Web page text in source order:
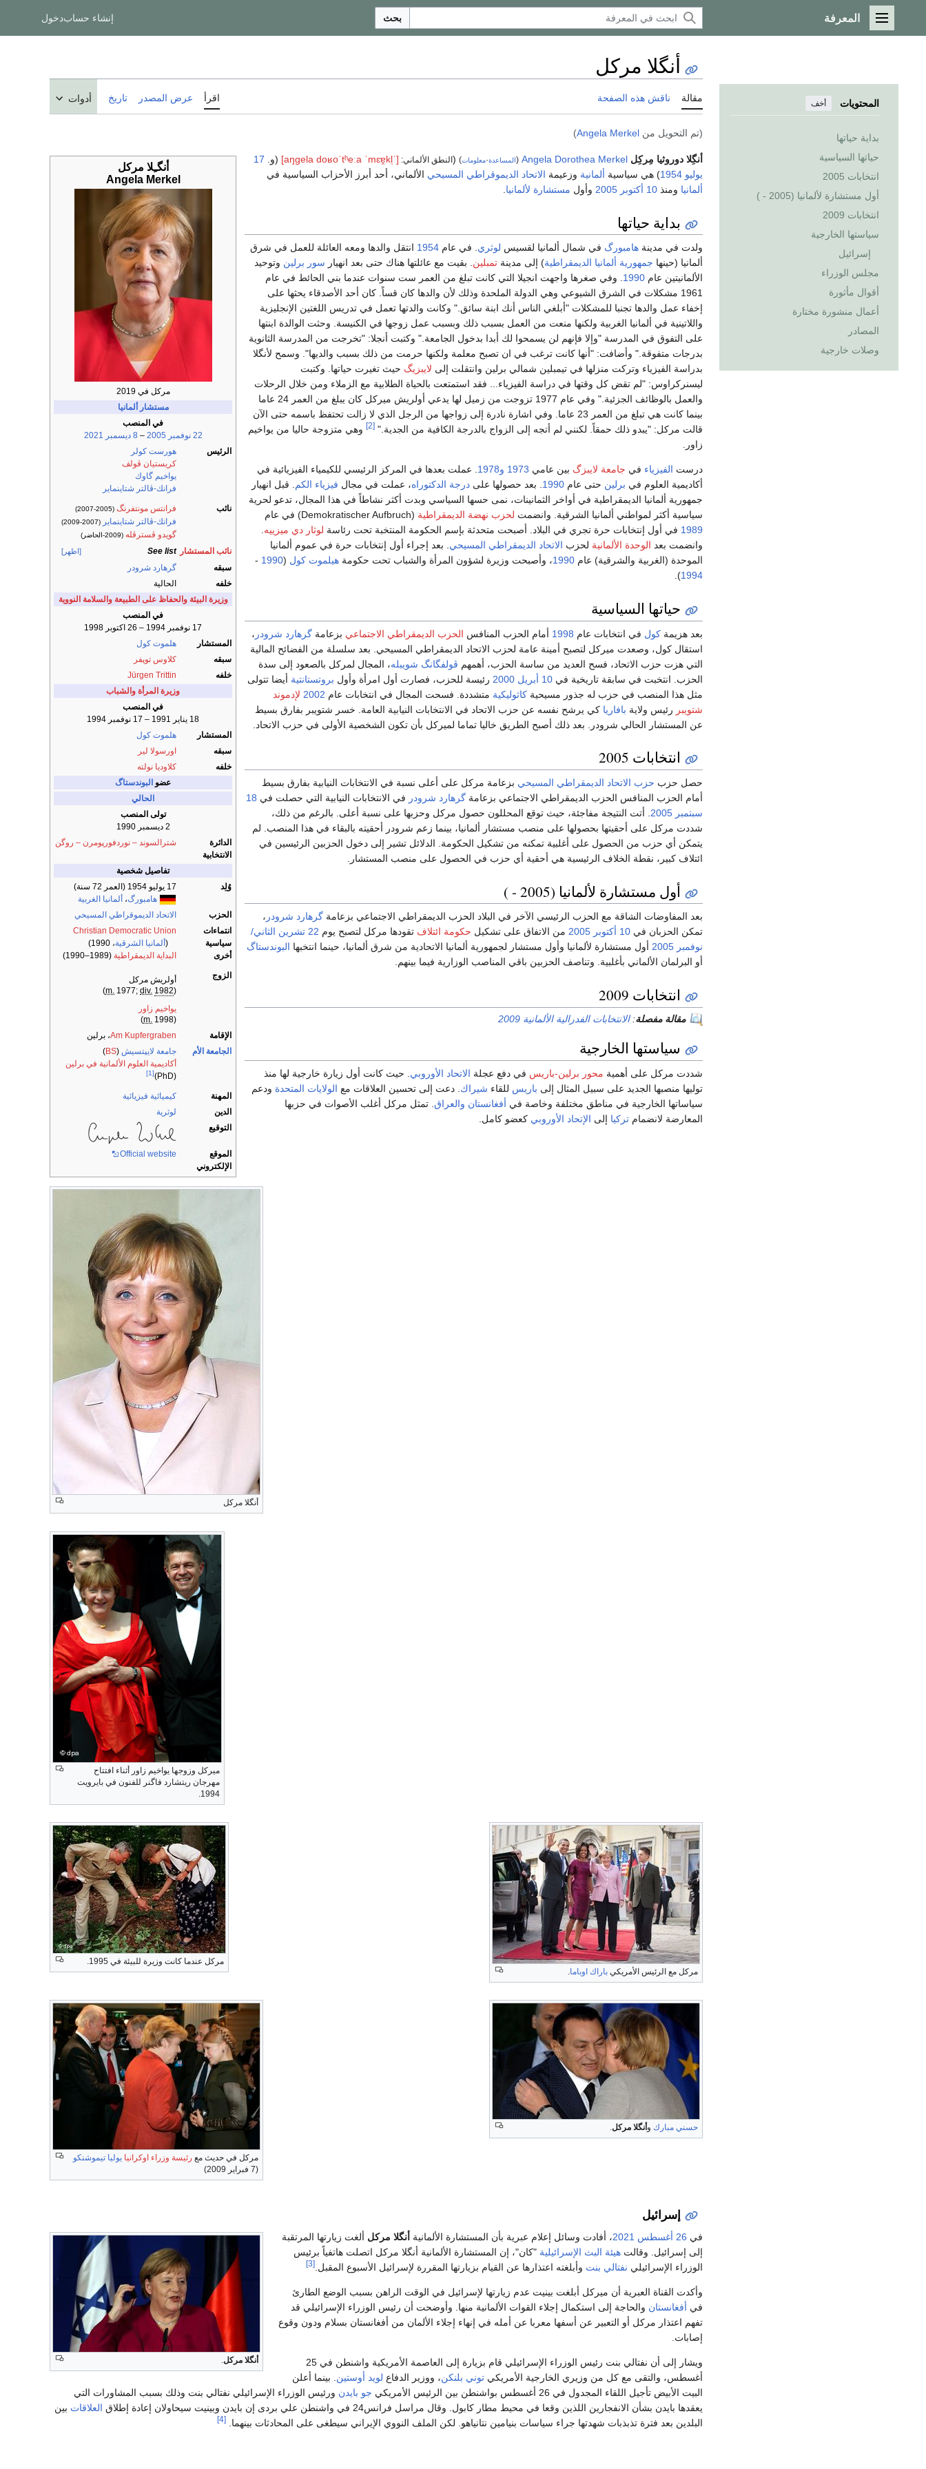
القائمة الرئيسية
المعرفة بحث إنشاء حسابدخول
المحتويات أخف
بداية حياتها
حياتها السياسية
انتخابات 2005
أول مستشارة لألمانيا (2005 - )
انتخابات 2009
سياستها الخارجية
إسرائيل
مجلس الوزراء
أقوال مأثورة
أعمال منشورة مختارة
المصادر
وصلات خارجية
أنگلا مركل
مقالة ناقش هذه الصفحة اقرأ عرض المصدر تاريخ أدوات
(تم التحويل من Angela Merkel
)
أنگـِلا مركل
Angela Merkel
مركل في 2019
مستشار ألمانيا
في المنصب
22 نوفمبر
2005
–8 ديسمبر
2021
الرئيس
هورست كولر
كريستيان ڤولف
يواخيم گاوك
فرانك-ڤالتر شتاينماير
نائب فرانتس مونتفرنگ (2005-2007)
فرانك-ڤالتر شتاينماير (2007-2009)
گويدو ڤسترڤله (2009-الحاضر)
نائب المستشار See list [اظهر]
سبقه
گرهارد شرودر
خلفه
الحالية
وزيرة البيئة والحفاظ على الطبيعة والسلامة النووية
في المنصب
17 نوفمبر 1994 – 26 اكتوبر 1998
المستشار
هلموت كول
سبقه
كلاوس توپفر
خلفه
Jürgen Trittin
وزيرة المرأة والشباب
في المنصب
18 يناير 1991 – 17 نوفمبر 1994
المستشار
هلموت كول
سبقه
اورسولا لير
خلفه
كلاوديا نولته
عضو البوندستاگ
الحالي
تولى المنصب
2 ديسمبر 1990
الدائرة
الانتخابية
شترالسوند – نوردفورپومرن – روگن
تفاصيل شخصية
وُلِد
17 يوليو 1954
(العمر 72 سنة)
هامبورگ، ألمانيا الغربية
الحزب
الاتحاد الديموقراطي المسيحي
انتماءات
سياسية
أخرى
Christian Democratic Union
( ألمانيا الشرقية، 1990)
البداية الديمقراطية (1989–1990)
الزوج
أولريش مركل
(
m. 1977; div. 1982
)
يواخيم زاور
(
m. 1998)
الإقامة
Am Kupfergraben، برلين
الجامعة الأم
جامعة لايپتسيش (
BS
)
أكاديمية العلوم الألمانية في برلين
(PhD)
[1]
المهنة
كيميائية فيزيائية
الدين
لوثرية
التوقيع
الموقع
الإلكتروني
Official website
أنگلا مركل
أنگِلا دوروثيا مِركِل Angela Dorothea Merkel
(المساعدة·معلومات)
(النطق الألماني: [ˈaŋɡela doʁoˈtʰeːa ˈmɛɐ̯kl̩] (و. 17
يوليو 1954) هي سياسية ألمانية وزعيمة الاتحاد الديموقراطي المسيحي الألماني، أحد أبرز الأحزاب السياسية في
ألمانيا ومنذ 10 أكتوبر 2005 وأول مستشارة لألمانيا
بداية حياتها
ميركل وزوجها يواخيم زاور أثناء افتتاح
مهرجان ريتشارد فاگنر للفنون في بايرويت
1994.
ولدت في مدينة هامبورگ في شمال ألمانيا لقسيس لوثري. في عام 1954 انتقل والدها ومعه العائلة للعمل في شرق
ألمانيا (حينها جمهورية ألمانيا الديمقراطية) إلى مدينة تمبلين. بقيت مع عائلتها هناك حتى بعد انهيار سور برلين وتوحيد
الألمانيتين عام 1990. وفي صغرها واجهت انجيلا التي كانت تبلغ من العمر ست سنوات عندما بني الحائط في عام
1961 مشكلات في الشرق الشيوعي وهي الدولة الملحدة وذلك لأن والدها كان قساً. كان أحد الأصدقاء يحثها على
إخفاء عمل والدها تجنبا للمشكلات "أبلغي الناس أنك ابنة سائق." وكانت والدتها تعمل في تدريس اللغتين الإنجليزية
واللاتينية في ألمانيا الغربية ولكنها منعت من العمل بسبب ذلك وبسبب عمل زوجها في الكنيسة. وحثت الوالدة ابنتها
على التفوق في المدرسة "وإلا فإنهم لن يسمحوا لك أبدا بدخول الجامعة." وكتبت أنجلا: "تخرجت من المدرسة الثانوية
بدرجات متفوقة." وأضافت: "أنها كانت ترغب في ان تصبح معلمة ولكنها حرمت من ذلك بسبب والديها". وسمح لأنگلا
بدراسة الفيزياء وتركت منزلها في تيمبلين شمالي برلين وانتقلت إلى لايبزيگ حيث تغيرت حياتها. وكتبت
ليسنركراوس: "لم تقض كل وقتها في دراسة الفيزياء... فقد استمتعت بالحياة الطلابية مع الزملاء ومن خلال الرحلات
والعمل بالوظائف الجزئية." وفي عام 1977 تزوجت من زميل لها يدعي أولريش ميركل كان يبلغ من العمر 24 عاما
بينما كانت هي تبلغ من العمر 23 عاما. وفي اشارة نادرة إلى زواجها من الرجل الذي لا زالت تحتفظ باسمه حتى الآن
قالت مركل: "يبدو ذلك حمقاً. لكنني لم أتجه إلى الزواج بالدرجة الكافية من الجدية." [2]
وهي متزوجة حاليا من يواخيم
زاور.
درست الفيزياء في جامعة لايبزگ بين عامي 1973 و1978
. عملت بعدها في المركز الرئيسي للكيمياء الفيزيائية في
أكاديمية العلوم في برلين حتى عام 1990. بعد حصولها على درجة الدكتوراه، عملت في مجال فيزياء الكم. قبل انهيار
جمهورية ألمانيا الديمقراطية في أواخر الثمانينات، نمى حسها السياسي وبدت أكثر نشاطاً في هذا المجال، تدعو لحرية
سياسية أكثر لمواطني ألمانيا الشرقية. وانضمت لحزب نهضة الديمقراطية (Demokratischer Aufbruch) في عام
1989 في أول إنتخابات حرة تجري في البلاد. أصبحت متحدثة بإسم الحكومة المنتخبة تحت رئاسة لوثار دي ميزييه.
وانضمت بعد الوحدة الألمانية لحزب الاتحاد الديمقراطي المسيحي. بعد إجراء أول إنتخابات حرة في عموم ألمانيا
الموحدة (الغربية والشرقية) عام 1990، وأصبحت وزيرة لشؤون المرأة والشباب تحت حكومة هيلموت كول (
1990
-
1994
).
حياتها السياسية
مركل عندما كانت وزيرة للبيئة في 1995.
بعد هزيمة كول في انتخابات عام 1998 أمام الحزب المنافس الحزب الديمقراطي الاجتماعي بزعامة گرهارد شرودر ،
استقال كول، وصعدت ميركل لتصبح أمينة عامة لحزب الاتحاد الديمقراطي المسيحي. بعد سلسلة من الفضائح المالية
التي هزت حزب الاتحاد، فسح العديد من ساسة الحزب، أهمهم ڤولفگانگ شويبله، المجال لمركل بالصعود إلى سدة
الحزب. انتخبت في سابقة تاريخية في 10 أبريل 2000 رئيسة للحزب، فصارت أول امرأة وأول بروتستانتية أيضا تتولى
مثل هذا المنصب في حزب له جذور مسيحية كاثوليكية متشددة. فسحت المجال في انتخابات عام 2002 لإدموند
شتويبر رئيس ولاية بافاريا كي يرشح نفسه عن حزب الاتحاد في الانتخابات النيابية العامة. خسر شتويبر بفارق بسيط
عن المستشار الحالي شرودر. بعد ذلك أصبح الطريق خاليا تماما لميركل بأن تكون الشخصية الأولى في حزب الاتحاد.
انتخابات 2005
حصل حزب حزب الاتحاد الديمقراطي المسيحي بزعامة مركل على أعلى نسبة في الانتخابات النيابية بفارق بسيط
أمام الحزب المنافس الحزب الديمقراطي الاجتماعي بزعامة گرهارد شرودر في الانتخابات النيابية التي حصلت في 18
سبتمبر 2005 . أتت النتيجة مفاجئة، حيث توقع المحللون حصول مركل وحزبها على نسبة أعلى. بالرغم من ذلك،
شددت مركل على أحقيتها بحصولها على منصب مستشار ألمانيا، بينما زعم شرودر أحقيته بالبقاء في هذا المنصب. لم
يتمكن أي حزب من الحصول على أغلبية تمكنه من تشكيل الحكومة. الدلائل تشير إلى دخول الحزبين الرئيسين في
ائتلاف كبير، نقطة الخلاف الرئيسية هي أحقية أي حزب في الحصول على منصب المستشار.
أول مستشارة لألمانيا (2005 - )
مركل مع الرئيس الأمريكي باراك اوباما
بعد المفاوضات الشاقة مع الحزب الرئيسي الآخر في البلاد الحزب الديمقراطي الاجتماعي بزعامة گرهارد شرودر ،
تمكن الحزبان في 10 أكتوبر 2005 من الاتفاق على تشكيل حكومة ائتلاف تقودها مركل لتصبح يوم
22 تشرين الثاني/
نوفمبر 2005 أول مستشارة لألمانيا وأول مستشار لجمهورية ألمانيا الاتحادية من شرق ألمانيا، حينما انتخبها البوندستاگ
أو البرلمان الألماني بأغلبية. وتناصف الحزبين باقي المناصب الوزارية فيما بينهم.
انتخابات 2009
مقالة مفصلة:الانتخابات الفدرالية الألمانية 2009
سياستها الخارجية
حسني مبارك و أنگلا مركل.
مركل في حديث مع رئيسة وزراء اوكرانيا يوليا تيموشنكو
(7 فبراير 2009)
شددت مركل على أهمية محور برلين-باريس في دفع عجلة الاتحاد الأوروبي . حيث كانت أول زيارة خارجية لها منذ
توليها منصبها الجديد على سبيل المثال إلى باريس للقاء شيراك . دعت إلى تحسين العلاقات مع الولايات المتحدة ودعم
سياساتها الخارجية في مناطق مختلفة وخاصة في أفغانستان والعراق . تمثل مركل أغلب الأصوات في حزبها
المعارضة لانضمام تركيا إلى الإتحاد الأوروبي كعضو كامل.
إسرائيل
أنگلا مركل.
في 26 أغسطس 2021، أفادت وسائل إعلام عبرية بأن المستشارة الألمانية أنگلا مركل ألغت زيارتها المرتقبة
إلى إسرائيل. وقالت هيئة البث الإسرائيلية "كان"، إن المستشارة الألمانية أنگلا مركل اتصلت هاتفياً برئيس
الوزراء الإسرائيلي نفتالي بنت وأبلغته اعتذارها عن القيام بزيارتها المقررة لإسرائيل الأسبوع المقبل. [3]
وأكدت القناة العبرية أن ميركل أبلغت بينيت عدم زيارتها لإسرائيل في الوقت الراهن بسبب الوضع الطارئ
في أفغانستان والحاجة إلى استكمال إجلاء القوات الألمانية منها. وأوضحت أن رئيس الوزراء الإسرائيلي قد
تفهم اعتذار مركل أو التعبير عن أسفها معربا عن أمله في إنهاء إجلاء الألمان من أفغانستان بسلام ودون وقوع
إصابات.
ويشار إلى أن نفتالي بنت رئيس الوزراء الإسرائيلي قام بزيارة إلى العاصمة الأمريكية واشنطن في 25
أغسطس، والتقى مع كل من وزيري الخارجية الأمريكي توني بلنكن، ووزير الدفاع لويد أوستين . بينما أعلن
البيت الأبيض تأجيل اللقاء المجدول في 26 أغسطس بواشنطن بين الرئيس الأمريكي
جو بايدن ورئيس الوزراء الإسرائيلي نفتالي بنت وذلك بسبب المشاورات التي
يعقدها بايدن بشأن الانفجارين اللذين وقعا في محيط مطار كابول. وقال مراسل فرانس24 في واشنطن علي بردى إن بايدن وبينيت سيحاولان إعادة إطلاق
العلاقات بين
البلدين بعد فترة تذبذبات شهدتها جراء سياسات بنيامين نتانياهو. لكن الملف النووي الإيراني سيطغى على المحادثات بينهما.
[4]